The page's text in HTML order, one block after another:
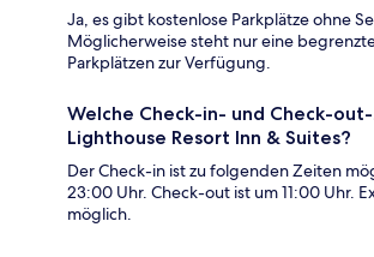
Ja, es gibt kostenlose Parkplätze ohne
Möglicherweise steht nur eine
Parkplätzen zur Verfügung.
Welche Check-in- und Check-
Lighthouse Resort Inn & Suites?
Der Check-in ist zu folgenden Zeiten
23:00 Uhr. Check-out ist um 11:00 Uhr.
möglich.